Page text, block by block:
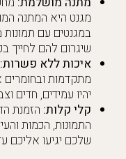
מגנט היא המתנה
במגנטים עם
שיגרום להם לחייך
איכות ללא פשרות:
מתקדמות ובחומרים
יהיו עמידים, חדים
קלי קלות: הזמנת
התמונות, הכמות
שלכם יגיעו אליכם